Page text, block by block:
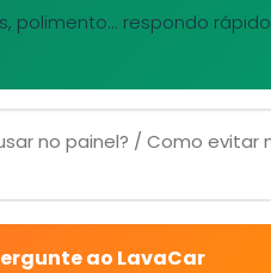
polimento... respondo
ao LavaCar